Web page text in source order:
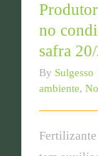
no
safra
By Sulgesso
ambiente,